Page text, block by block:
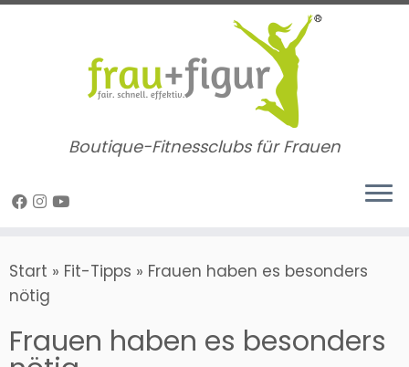
Zum
Boutique-Fitnessclubs für Frauen
Start » Fit-Tipps » Frauen haben es besonders
nötig
Frauen haben es besonders